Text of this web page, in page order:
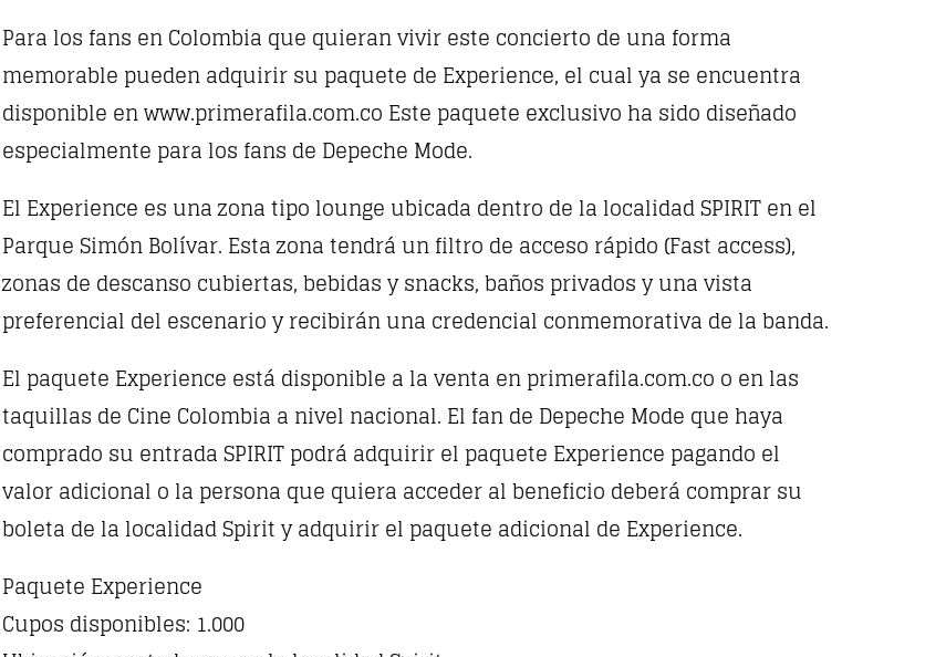
Para los fans en Colombia que quieran vivir este concierto de una forma
memorable pueden adquirir su paquete de Experience, el cual ya se encuentra
disponible en www.primerafila.com.co Este paquete exclusivo ha sido diseñado
especialmente para los fans de Depeche Mode.
El Experience es una zona tipo lounge ubicada dentro de la localidad SPIRIT en el
Parque Simón Bolívar. Esta zona tendrá un filtro de acceso rápido (Fast access),
zonas de descanso cubiertas, bebidas y snacks, baños privados y una vista
preferencial del escenario y recibirán una credencial conmemorativa de la banda.
El paquete Experience está disponible a la venta en primerafila.com.co o en las
taquillas de Cine Colombia a nivel nacional. El fan de Depeche Mode que haya
comprado su entrada SPIRIT podrá adquirir el paquete Experience pagando el
valor adicional o la persona que quiera acceder al beneficio deberá comprar su
boleta de la localidad Spirit y adquirir el paquete adicional de Experience.
Paquete Experience
Cupos disponibles: 1.000